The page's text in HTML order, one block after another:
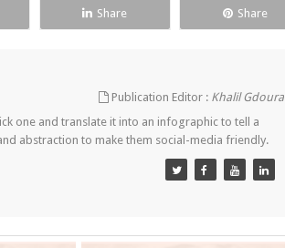
Share Share
Publication Editor : Khalil Gdoura
one and translate it into an infographic to tell a
abstraction to make them social-media friendly.